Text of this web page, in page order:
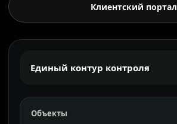
Клиентский портал
Единый контур контроля
Объекты